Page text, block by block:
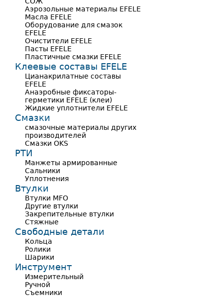
Аэрозольные материалы EFELE
Масла EFELE
Оборудование для смазок
EFELE
Очистители EFELE
Пасты EFELE
Пластичные смазки EFELE
Клеевые составы EFELE
Цианакрилатные составы
EFELE
Анаэробные фиксаторы-
герметики EFELE (клеи)
Жидкие уплотнители EFELE
Смазки
смазочные материалы других
производителей
Смазки OKS
РТИ
Манжеты армированные
Сальники
Уплотнения
Втулки
Втулки MFO
Другие втулки
Закрепительные втулки
Стяжные
Свободные детали
Кольца
Ролики
Шарики
Инструмент
Измерительный
Ручной
Съемники